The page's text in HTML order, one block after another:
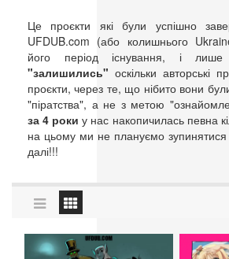
Це проєкти які були успішно
UFDUB.com (або колишнього
його період існування, і
"залишились" оскільки авторські
проєкти, через те, що нібито вони
"піратства", а не з метою
за 4 роки у нас накопичилась певна
на цьому ми не плануємо зупинятися
далі!!!